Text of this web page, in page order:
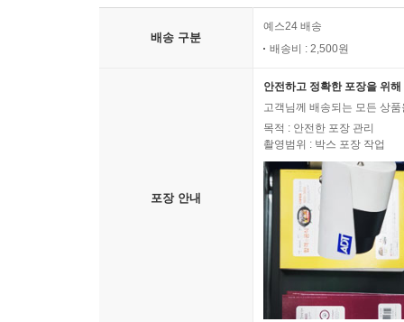
배송 구분
예스24 배송
배송비 : 2,500원
포장 안내
안전하고 정확한 포장을 위
고객님께 배송되는 모든 상
목적 : 안전한 포장 관리
촬영범위 : 박스 포장 작업